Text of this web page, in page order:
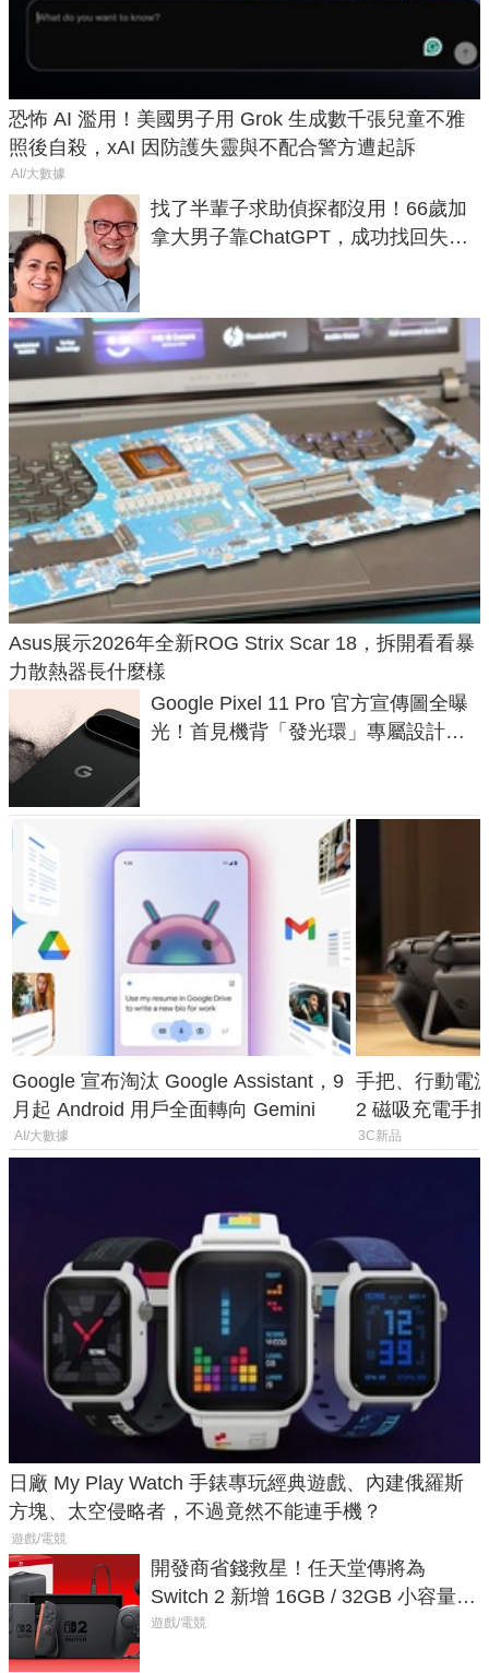
恐怖 AI 濫用！美國男子用 Grok 生成數千張兒童不雅
照後自殺，xAI 因防護失靈與不配合警方遭起訴
AI/大數據
找了半輩子求助偵探都沒用！66歲加
拿大男子靠ChatGPT，成功找回失散
Asus展示2026年全新ROG Strix Scar 18，拆開看看暴
力散熱器長什麼樣
Google Pixel 11 Pro 官方宣傳圖全曝
光！首見機背「發光環」專屬設計、
Google 宣布淘汰 Google Assistant，9
月起 Android 用戶全面轉向 Gemini
AI/大數據
手把、行動電
2 磁吸充電手
倍
3C新品
日廠 My Play Watch 手錶專玩經典遊戲、內建俄羅斯
方塊、太空侵略者，不過竟然不能連手機？
遊戲/電競
開發商省錢救星！任天堂傳將為
Switch 2 新增 16GB / 32GB 小容量遊
戲卡的選擇
遊戲/電競